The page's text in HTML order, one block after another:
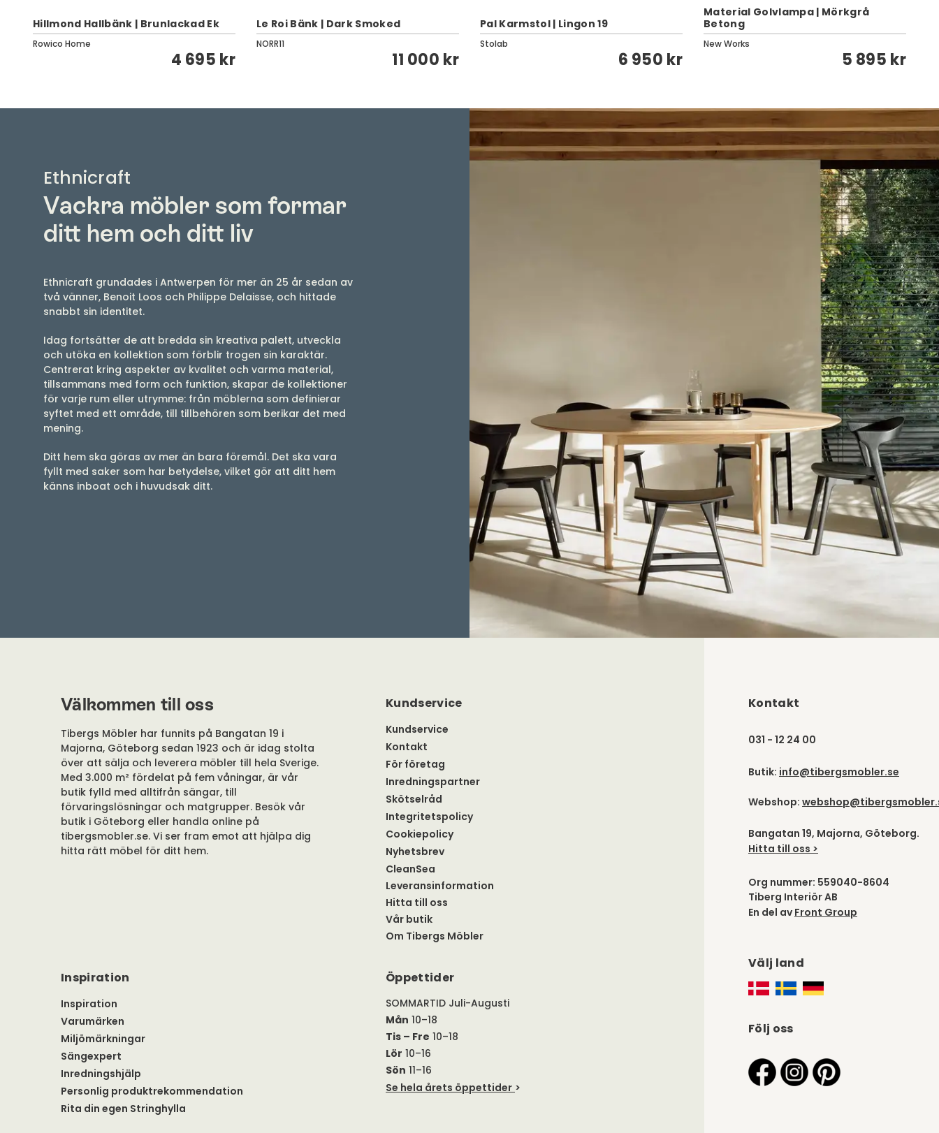
Hillmond Hallbänk | Brunlackad Ek
Rowico Home
4 695 kr
Le Roi Bänk | Dark Smoked
NORR11
11 000 kr
Pal Karmstol | Lingon 19
Stolab
6 950 kr
Material Golvlampa | Mörkgrå
Betong
New Works
5 895 kr
Ethnicraft
Vackra möbler som formar
ditt hem och ditt liv
Ethnicraft grundades i Antwerpen för mer än 25 år sedan av
två vänner, Benoit Loos och Philippe Delaisse, och hittade
snabbt sin identitet.
Idag fortsätter de att bredda sin kreativa palett, utveckla
och utöka en kollektion som förblir trogen sin karaktär.
Centrerat kring aspekter av kvalitet och varma material,
tillsammans med form och funktion, skapar de kollektioner
för varje rum eller utrymme: från möblerna som definierar
syftet med ett område, till tillbehören som berikar det med
mening.
Ditt hem ska göras av mer än bara föremål. Det ska vara
fyllt med saker som har betydelse, vilket gör att ditt hem
känns inboat och i huvudsak ditt.
Välkommen till oss
Tibergs Möbler har funnits på Bangatan 19 i
Majorna, Göteborg sedan 1923 och är idag stolta
över att sälja och leverera möbler till hela Sverige.
Med 3.000 m² fördelat på fem våningar, är vår
butik fylld med alltifrån sängar, till
förvaringslösningar och matgrupper. Besök vår
butik i Göteborg eller handla online på
tibergsmobler.se. Vi ser fram emot att hjälpa dig
hitta rätt möbel för ditt hem.
Kundservice
Kundservice
Kontakt
För företag
Inredningspartner
Skötselråd
Integritetspolicy
Cookiepolicy
Nyhetsbrev
CleanSea
Leveransinformation
Hitta till oss
Vår butik
Om Tibergs Möbler
Inspiration
Inspiration
Varumärken
Miljömärkningar
Sängexpert
Inredningshjälp
Personlig produktrekommendation
Rita din egen Stringhylla
Öppettider
SOMMARTID Juli-Augusti
Mån 10–18
Tis – Fre 10–18
Lör 10–16
Sön 11–16
Se hela årets öppettider >
Kontakt
031 - 12 24 00
Butik: info@tibergsmobler.se
Webshop:
Bangatan 19, Majorna, Göteborg.
Hitta till oss >
Org nummer: 559040-8604
Tiberg Interiör AB
En del av Front Group
Välj land
Följ oss